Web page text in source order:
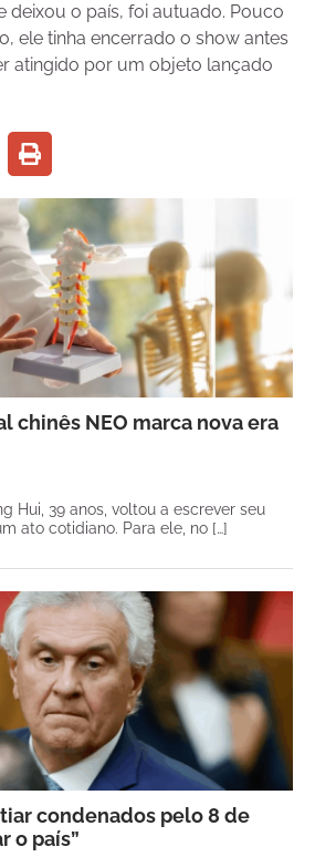
deixou o país, foi autuado. Pouco
ele tinha encerrado o show antes
atingido por um objeto lançado
chinês NEO marca nova era
Hui, 39 anos, voltou a escrever seu
ato cotidiano. Para ele, no […]
condenados pelo 8 de
o país”